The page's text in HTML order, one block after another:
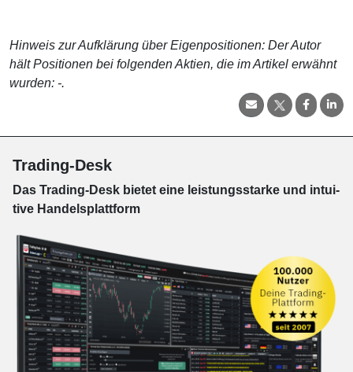
Hinweis zur Aufklärung über Eigenpositionen: Der Autor
hält Positionen bei folgenden Aktien, die im Artikel erwähnt
wurden: -.
Trading-Desk
Das Trading-Desk bie­tet eine leis­tungs­star­ke und in­tui­
tive Han­dels­platt­form